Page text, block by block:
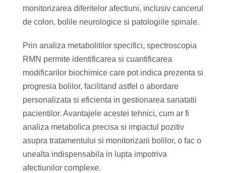
monitorizarea diferitelor afectiuni, inclusiv cancerul
de colon, bolile neurologice si patologiile spinale.
Prin analiza metabolitilor specifici, spectroscopia
RMN permite identificarea si cuantificarea
modificarilor biochimice care pot indica prezenta si
progresia bolilor, facilitand astfel o abordare
personalizata si eficienta in gestionarea sanatatii
pacientilor. Avantajele acestei tehnici, cum ar fi
analiza metabolica precisa si impactul pozitiv
asupra tratamentului si monitorizarii bolilor, o fac o
unealta indispensabila in lupta impotriva
afectiunilor complexe.